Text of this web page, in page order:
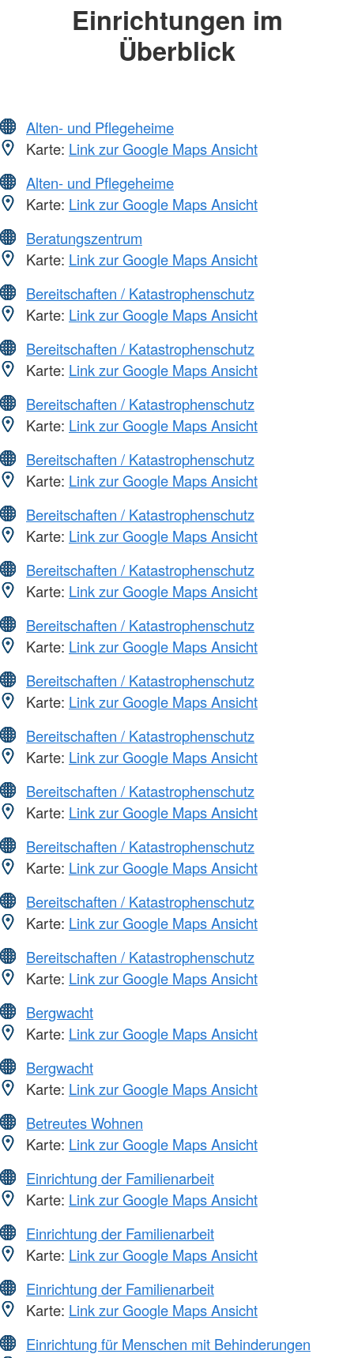
Einrichtungen im
Überblick
Alten- und Pflegeheime
Karte: Link zur Google Maps Ansicht
Alten- und Pflegeheime
Karte: Link zur Google Maps Ansicht
Beratungszentrum
Karte: Link zur Google Maps Ansicht
Bereitschaften / Katastrophenschutz
Karte: Link zur Google Maps Ansicht
Bereitschaften / Katastrophenschutz
Karte: Link zur Google Maps Ansicht
Bereitschaften / Katastrophenschutz
Karte: Link zur Google Maps Ansicht
Bereitschaften / Katastrophenschutz
Karte: Link zur Google Maps Ansicht
Bereitschaften / Katastrophenschutz
Karte: Link zur Google Maps Ansicht
Bereitschaften / Katastrophenschutz
Karte: Link zur Google Maps Ansicht
Bereitschaften / Katastrophenschutz
Karte: Link zur Google Maps Ansicht
Bereitschaften / Katastrophenschutz
Karte: Link zur Google Maps Ansicht
Bereitschaften / Katastrophenschutz
Karte: Link zur Google Maps Ansicht
Bereitschaften / Katastrophenschutz
Karte: Link zur Google Maps Ansicht
Bereitschaften / Katastrophenschutz
Karte: Link zur Google Maps Ansicht
Bereitschaften / Katastrophenschutz
Karte: Link zur Google Maps Ansicht
Bereitschaften / Katastrophenschutz
Karte: Link zur Google Maps Ansicht
Bergwacht
Karte: Link zur Google Maps Ansicht
Bergwacht
Karte: Link zur Google Maps Ansicht
Betreutes Wohnen
Karte: Link zur Google Maps Ansicht
Einrichtung der Familienarbeit
Karte: Link zur Google Maps Ansicht
Einrichtung der Familienarbeit
Karte: Link zur Google Maps Ansicht
Einrichtung der Familienarbeit
Karte: Link zur Google Maps Ansicht
Einrichtung für Menschen mit Behinderungen